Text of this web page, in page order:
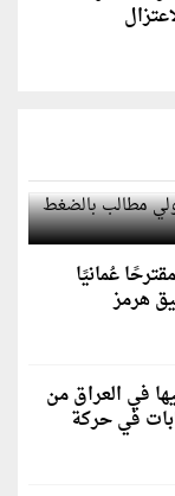
مطالب
عُمانيًا
هرمز
في العراق من
في حركة